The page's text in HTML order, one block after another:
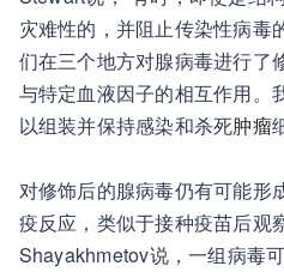
灾难性的，并阻止传染性病毒
们在三个地方对腺病毒进行了
与特定血液因子的相互作用。
以组装并保持感染和杀死肿瘤
对修饰后的腺病毒仍有可能形
疫反应，类似于接种疫苗后观
Shayakhmetov说，一组病毒